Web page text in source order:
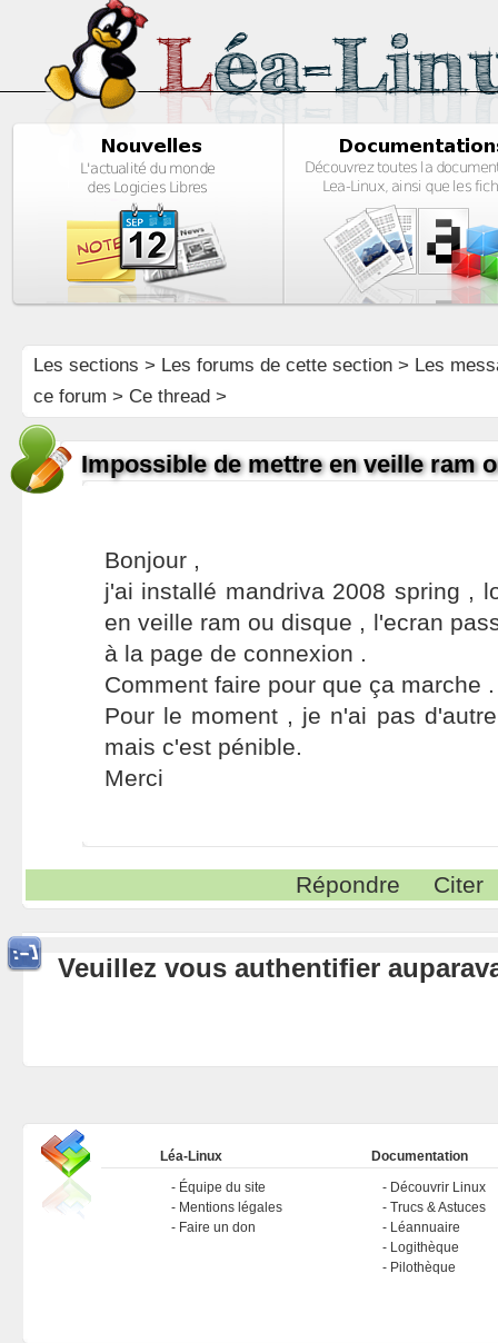
Les sections > Les forums de cette section> Les
ce forum > Ce thread >
Impossible de mettre en veille ram
Bonjour ,
j'ai installé mandriva 2008 spring ,
en veille ram ou disque , l'ecran
à la page de connexion .
Comment faire pour que ça marche .
Pour le moment , je n'ai pas
mais c'est pénible.
Merci
Répondre Citer
Veuillez vous authentifier
Léa-Linux
Équipe du site
Mentions légales
Faire un don
Documentation
Découvrir Linux
Trucs & Astuces
Léannuaire
Logithèque
Pilothèque